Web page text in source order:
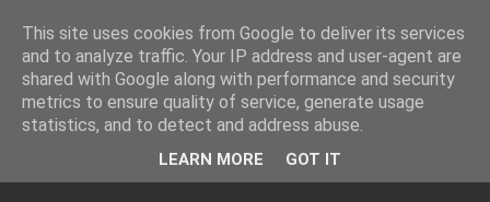
Loading...
This site uses cookies from Google to deliver its services
and to analyze traffic. Your IP address and user-agent are
shared with Google along with performance and security
metrics to ensure quality of service, generate usage
statistics, and to detect and address abuse.
LEARN MORE GOT IT